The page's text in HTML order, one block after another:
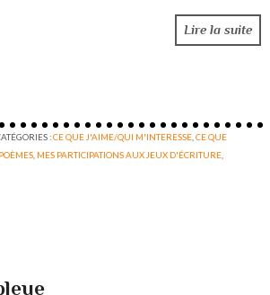
Lire la suite
:CE QUE J'AIME/QUI M'INTERESSE,CE QUE
, MES PARTICIPATIONS AUX JEUX D'ÉCRITURE,